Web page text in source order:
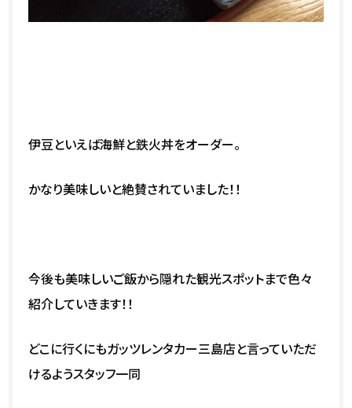
伊豆といえば海鮮と鉄火丼をオーダー。
かなり美味しいと絶賛されていました！！
今後も美味しいご飯から隠れた観光スポットまで色々
紹介していきます！！
どこに行くにもガッツレンタカー三島店と言っていただ
けるようスタッフ一同